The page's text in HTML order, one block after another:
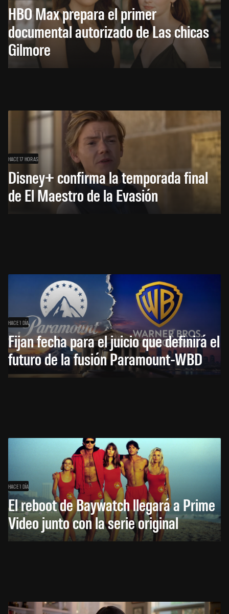
HBO Max prepara el primer
documental autorizado de Las chicas
Gilmore
HACE 17 HORAS
Disney+ confirma la temporada final
de El Maestro de la Evasión
HACE 1 DÍA
Fijan fecha para el juicio que definirá el
futuro de la fusión Paramount-WBD
HACE 1 DÍA
El reboot de Baywatch llegará a Prime
Video junto con la serie original